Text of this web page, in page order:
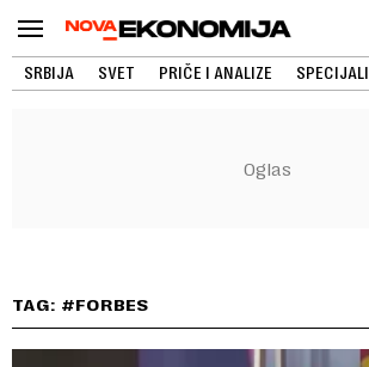
SRBIJA SVET PRIČE I ANALIZE SPECIJALI
TAG: #FORBES